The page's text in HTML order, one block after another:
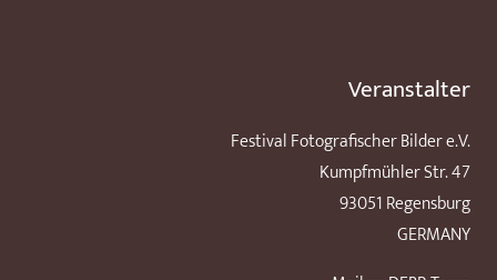
Veranstalter
Festival Fotografischer Bilder e.V.
Kumpfmühler Str. 47
93051 Regensburg
GERMANY